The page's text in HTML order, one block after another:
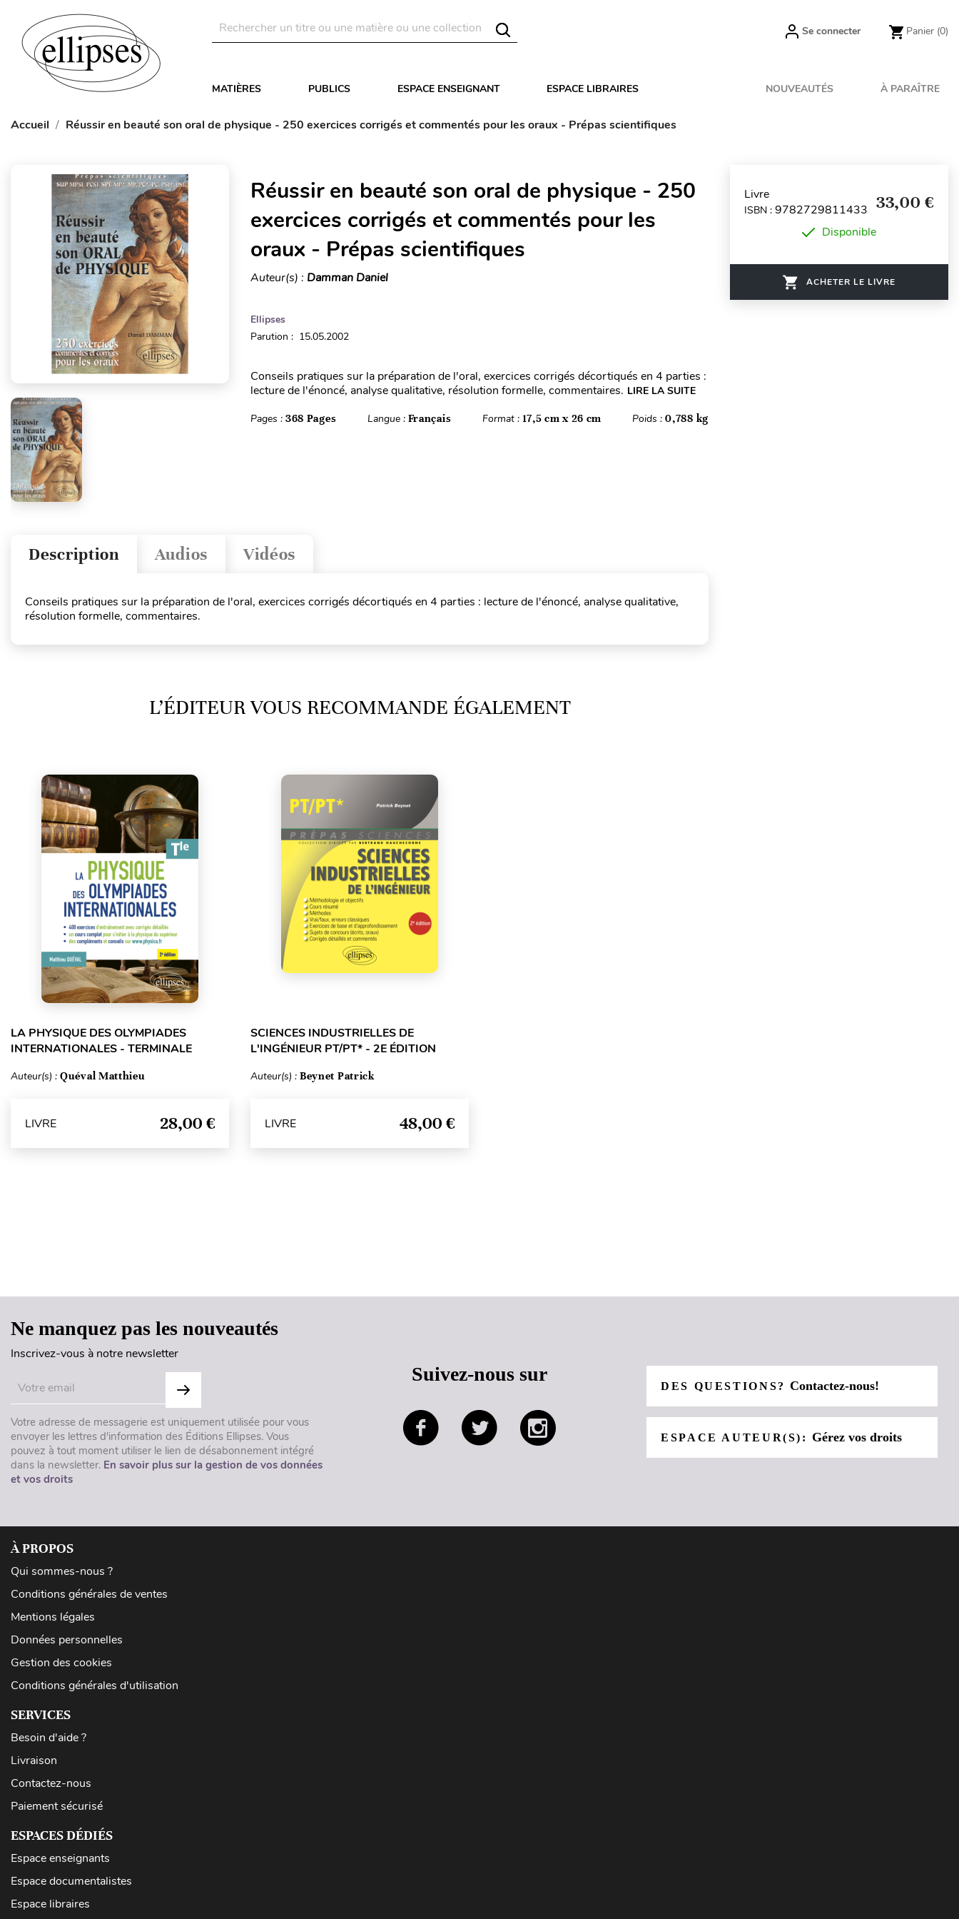
Se connecter Panier (0)
MATIÈRES PUBLICS ESPACE ENSEIGNANT ESPACE LIBRAIRES NOUVEAUTÉS À PARAÎTRE
Accueil Réussir en beauté son oral de physique - 250 exercices corrigés et commentés pour les oraux - Prépas scientifiques
Réussir en beauté son oral de physique - 250
exercices corrigés et commentés pour les
oraux - Prépas scientifiques
Auteur(s) : Damman Daniel
Ellipses
Parution : 15.05.2002
Conseils pratiques sur la préparation de l'oral, exercices corrigés décortiqués en 4 parties :
lecture de l'énoncé, analyse qualitative, résolution formelle, commentaires. LIRE LA SUITE
Pages : 368 Pages Langue : Français Format : 17,5 cm x 26 cm Poids :0,788 kg
Vidéos
Audios
Description
Conseils pratiques sur la préparation de l'oral, exercices corrigés décortiqués en 4 parties : lecture de l'énoncé, analyse qualitative,
résolution formelle, commentaires.
L’ÉDITEUR VOUS RECOMMANDE ÉGALEMENT
LA PHYSIQUE DES OLYMPIADES
INTERNATIONALES - TERMINALE
Auteur(s) : Quéval Matthieu
LIVRE 28,00 €
SCIENCES INDUSTRIELLES DE
L'INGÉNIEUR PT/PT* - 2E ÉDITION
Auteur(s) : Beynet Patrick
LIVRE 48,00 €
Livre
ISBN : 9782729811433 33,00 €
Disponible
ACHETER LE LIVRE
Ne manquez pas les nouveautés
Inscrivez-vous à notre newsletter
Votre adresse de messagerie est uniquement utilisée pour vous
envoyer les lettres d'information des Éditions Ellipses. Vous
pouvez à tout moment utiliser le lien de désabonnement intégré
dans la newsletter. En savoir plus sur la gestion de vos données
et vos droits
Suivez-nous sur
DES QUESTIONS?Contactez-nous!
ESPACE AUTEUR(S): Gérez vos droits
À PROPOS
Qui sommes-nous ?
Conditions générales de ventes
Mentions légales
Données personnelles
Gestion des cookies
Conditions générales d'utilisation
SERVICES
Besoin d'aide ?
Livraison
Contactez-nous
Paiement sécurisé
ESPACES DÉDIÉS
Espace enseignants
Espace documentalistes
Espace libraires